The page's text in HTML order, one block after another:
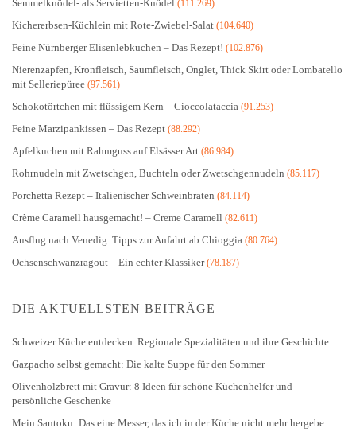
Semmelknödel- als Servietten-Knödel (111.269)
Kichererbsen-Küchlein mit Rote-Zwiebel-Salat (104.640)
Feine Nürnberger Elisenlebkuchen – Das Rezept! (102.876)
Nierenzapfen, Kronfleisch, Saumfleisch, Onglet, Thick Skirt oder Lombatello
mit Selleriepüree (97.561)
Schokotörtchen mit flüssigem Kern – Cioccolataccia (91.253)
Feine Marzipankissen – Das Rezept (88.292)
Apfelkuchen mit Rahmguss auf Elsässer Art (86.984)
Rohrnudeln mit Zwetschgen, Buchteln oder Zwetschgennudeln (85.117)
Porchetta Rezept – Italienischer Schweinbraten (84.114)
Crème Caramell hausgemacht! – Creme Caramell (82.611)
Ausflug nach Venedig. Tipps zur Anfahrt ab Chioggia (80.764)
Ochsenschwanzragout – Ein echter Klassiker(78.187)
DIE AKTUELLSTEN BEITRÄGE
Schweizer Küche entdecken. Regionale Spezialitäten und ihre Geschichte
Gazpacho selbst gemacht: Die kalte Suppe für den Sommer
Olivenholzbrett mit Gravur: 8 Ideen für schöne Küchenhelfer und
persönliche Geschenke
Mein Santoku: Das eine Messer, das ich in der Küche nicht mehr hergebe